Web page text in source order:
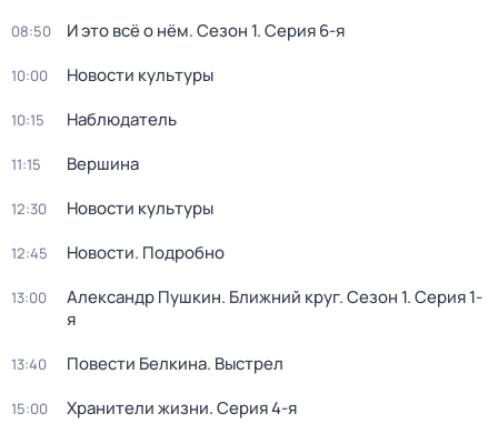
08:50 И это всё о нём. Сезон 1. Серия 6-я
10:00 Новости культуры
10:15 Наблюдатель
11:15 Вершина
12:30 Новости культуры
12:45 Новости. Подробно
13:00 Александр Пушкин. Ближний круг. Сезон 1. Серия 1-
я
13:40 Повести Белкина. Выстрел
15:00 Хранители жизни. Серия 4-я